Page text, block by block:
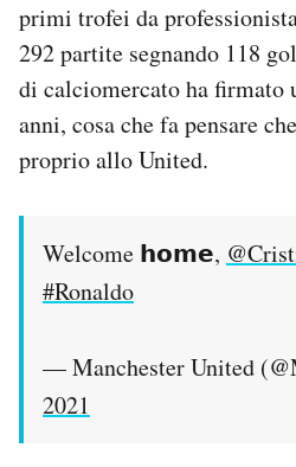
primi trofei da
292 partite segnando 118
di calciomercato ha firmato
anni, cosa che fa pensare
proprio allo United.
Welcome 𝗵𝗼𝗺𝗲,
#Ronaldo
— Manchester United
2021